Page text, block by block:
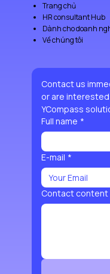
Trang chủ
HR consultant Hub
Dành cho doanh
Về chúng tôi
Contact us
or are
YCompass
Full name *
E-mail *
Contact content